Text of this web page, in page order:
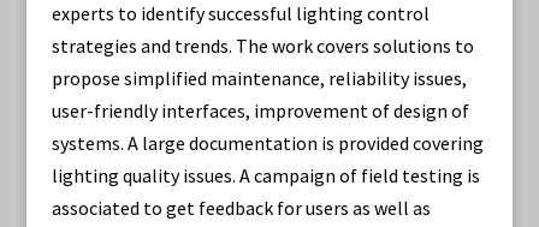
experts to identify successful lighting control
strategies and trends. The work covers solutions to
propose simplified maintenance, reliability issues,
user-friendly interfaces, improvement of design of
systems. A large documentation is provided covering
lighting quality issues. A campaign of field testing is
associated to get feedback for users as well as